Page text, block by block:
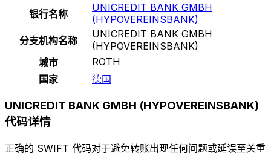
银行名称
UNICREDIT BANK GMBH
(HYPOVEREINSBANK)
分支机构名称
UNICREDIT BANK GMBH
(HYPOVEREINSBANK)
城市
ROTH
国家
德国
UNICREDIT BANK GMBH (HYPOVEREINSBANK)
代码详情
正确的 SWIFT 代码对于避免转账出现任何问题或延误至关重